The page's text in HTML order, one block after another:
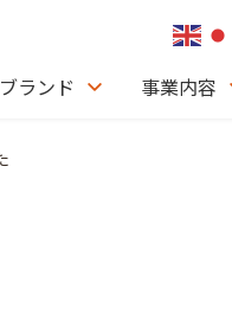
ブランド 事業内容